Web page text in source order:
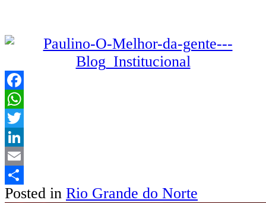
Facebook
WhatsApp
Twitter
LinkedIn
Email
Share
Posted in Rio Grande do Norte